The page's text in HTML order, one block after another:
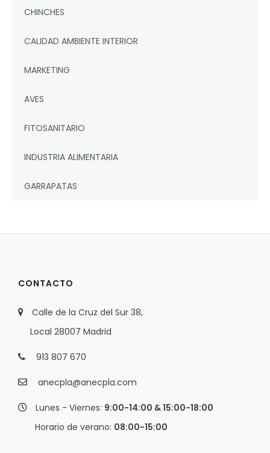
CHINCHES
CALIDAD AMBIENTE INTERIOR
MARKETING
AVES
FITOSANITARIO
INDUSTRIA ALIMENTARIA
GARRAPATAS
CONTACTO
Calle de la Cruz del Sur 38,
Local 28007 Madrid
913 807 670
anecpla@anecpla.com
Lunes - Viernes: 9:00-14:00 & 15:00-18:00
Horario de verano: 08:00-15:00